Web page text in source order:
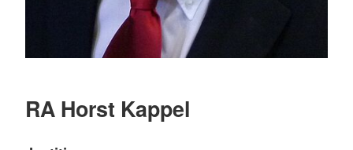
RA Horst Kappel